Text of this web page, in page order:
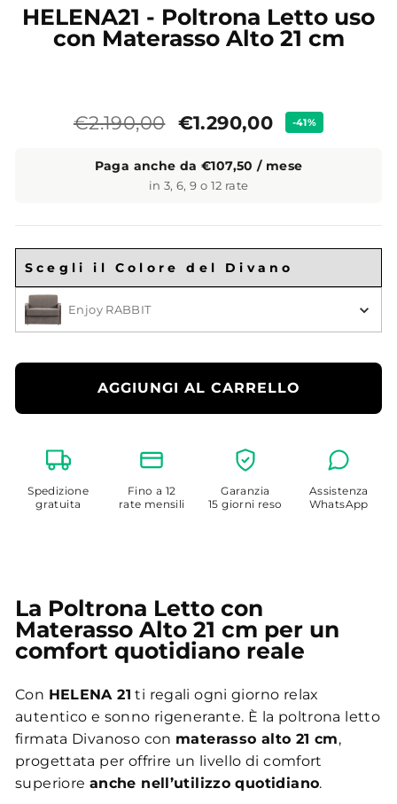
HELENA21 - Poltrona Letto uso
con Materasso Alto 21 cm
Prezzo
€2.190,00 Prezzo
€1.290,00 -41%
Paga anche da €107,50 / mese
in 3, 6, 9 o 12 rate
Scegli il Colore del Divano
Scegli il Colore
Enjoy RABBIT
AGGIUNGI AL CARRELLO
Spedizione
gratuita
Fino a 12
rate mensili
Garanzia
15 giorni reso
Assistenza
WhatsApp
La Poltrona Letto con
Materasso Alto 21 cm per un
comfort quotidiano reale
Con HELENA 21 ti regali ogni giorno relax
autentico e sonno rigenerante. È la poltrona letto
firmata Divanoso con materasso alto 21 cm,
progettata per offrire un livello di comfort
superiore anche nell’utilizzo quotidiano.